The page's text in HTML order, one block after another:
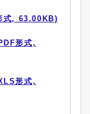
式, 63.00KB)
形式,
形式,